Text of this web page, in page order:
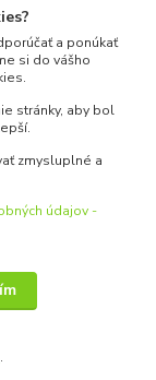
a ponúkať
si do vášho
stránky, aby bol
zmysluplné a
údajov -
.